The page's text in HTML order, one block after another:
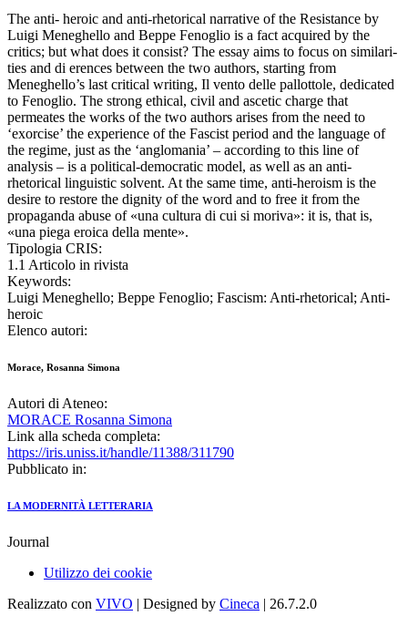
The anti- heroic and anti-rhetorical narrative of the Resistance by
Luigi Meneghello and Beppe Fenoglio is a fact acquired by the
critics; but what does it consist? The essay aims to focus on similari-
ties and di erences between the two authors, starting from
Meneghello’s last critical writing, Il vento delle pallottole, dedicated
to Fenoglio. The strong ethical, civil and ascetic charge that
permeates the works of the two authors arises from the need to
‘exorcise’ the experience of the Fascist period and the language of
the regime, just as the ‘anglomania’ – according to this line of
analysis – is a political-democratic model, as well as an anti-
rhetorical linguistic solvent. At the same time, anti-heroism is the
desire to restore the dignity of the word and to free it from the
propaganda abuse of «una cultura di cui si moriva»: it is, that is,
«una piega eroica della mente».
Tipologia CRIS:
1.1 Articolo in rivista
Keywords:
Luigi Meneghello; Beppe Fenoglio; Fascism: Anti-rhetorical; Anti-
heroic
Elenco autori:
Morace, Rosanna Simona
Autori di Ateneo:
MORACE Rosanna Simona
Link alla scheda completa:
https://iris.uniss.it/handle/11388/311790
Pubblicato in:
LA MODERNITÀ LETTERARIA
Journal
Utilizzo dei cookie
Realizzato con VIVO | Designed by Cineca | 26.7.2.0